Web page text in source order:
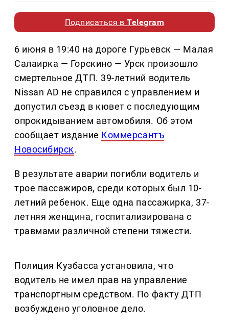
Подписаться вTelegram
6 июня в 19:40 на дороге Гурьевск — Малая
Салаирка — Горскино — Урск произошло
смертельное ДТП. 39-летний водитель
Nissan AD не справился с управлением и
допустил съезд в кювет с последующим
опрокидыванием автомобиля. Об этом
сообщает издание Коммерсантъ
Новосибирск.
В результате аварии погибли водитель и
трое пассажиров, среди которых был 10-
летний ребенок. Еще одна пассажирка, 37-
летняя женщина, госпитализирована с
травмами различной степени тяжести.
Полиция Кузбасса установила, что
водитель не имел прав на управление
транспортным средством. По факту ДТП
возбуждено уголовное дело.